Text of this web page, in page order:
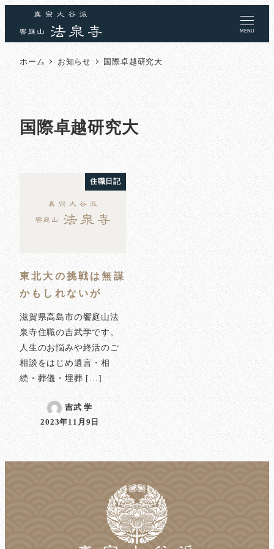
MENU
ホーム お知らせ 国際卓越研究大
国際卓越研究大
住職日記
東北大の挑戦は無謀
かもしれないが
滋賀県高島市の饗庭山法
泉寺住職の吉武学です。
人生のお悩みや終活のご
相談をはじめ遺言・相
続・葬儀・埋葬 […]
吉武 学
投稿日
2023年11月9日